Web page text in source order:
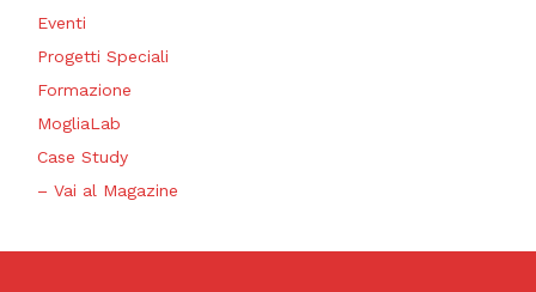
Eventi
Progetti Speciali
Formazione
MogliaLab
Case Study
– Vai al Magazine